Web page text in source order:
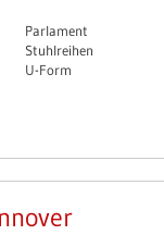
Parlament
Stuhlreihen
U-Form